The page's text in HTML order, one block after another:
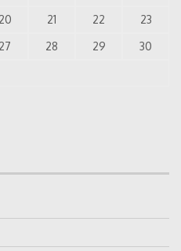
20 21 22
23
27 28 29
30